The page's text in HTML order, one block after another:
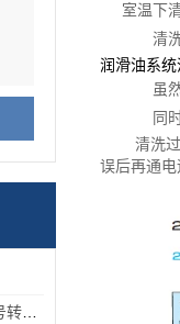
室温下
清
润滑油系
虽
同
清洗
误后再通